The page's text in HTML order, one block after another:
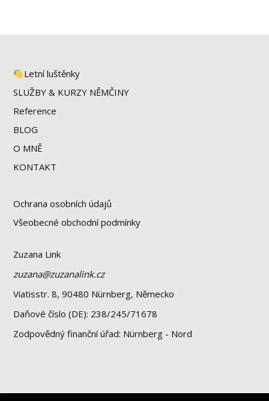
Letní luštěnky
SLUŽBY & KURZY NĚMČINY
Reference
BLOG
O MNĚ
KONTAKT
Ochrana osobních údajů
Všeobecné obchodní podmínky
Zuzana Link
zuzana@zuzanalink.cz
Viatisstr. 8, 90480 Nürnberg, Německo
Daňové číslo (DE): 238/245/71678
Zodpovědný finanční úřad: Nürnberg - Nord